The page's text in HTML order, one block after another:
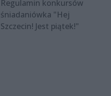
Regulamin konkursów
śniadaniówka "Hej
Szczecin! Jest piątek!"